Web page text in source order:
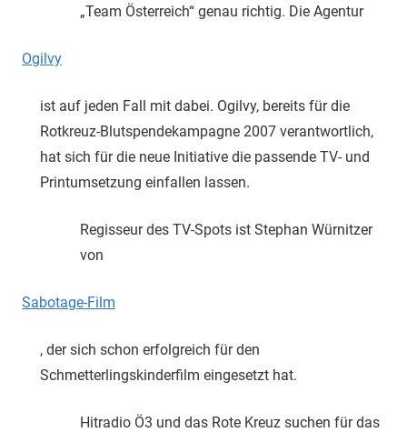
„Team Österreich“ genau richtig. Die Agentur
Ogilvy
ist auf jeden Fall mit dabei. Ogilvy, bereits für die
Rotkreuz-Blutspendekampagne 2007 verantwortlich,
hat sich für die neue Initiative die passende TV- und
Printumsetzung einfallen lassen.
Regisseur des TV-Spots ist Stephan Würnitzer
von
Sabotage-Film
, der sich schon erfolgreich für den
Schmetterlingskinderfilm eingesetzt hat.
Hitradio Ö3 und das Rote Kreuz suchen für das